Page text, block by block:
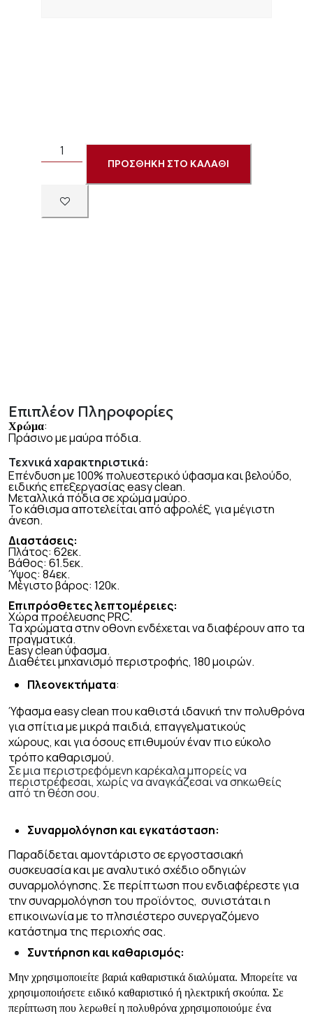
ΠΡΟΣΘΗΚΗ ΣΤΟ ΚΑΛΑΘΙ
Επιπλέον Πληροφορίες
Χρώμα:
Πράσινο με μαύρα πόδια.
Τεχνικά χαρακτηριστικά:
Επένδυση με 100% πολυεστερικό ύφασμα και βελούδο,
ειδικής επεξεργασίαςeasy clean.
Μεταλλικά πόδια σε χρώμα μαύρο.
Το κάθισμα αποτελείται από αφρολέξ, για μέγιστη
άνεση.
Διαστάσεις:
Πλάτος: 62εκ.
Βάθος: 61.5εκ.
Ύψος: 84εκ.
Μέγιστο βάρος: 120κ.
Επιπρόσθετες λεπτομέρειες:
Χώρα προέλευσης PRC.
Τα χρώματα στην οθονη ενδέχεται να διαφέρουν απο τα
πραγματικά.
Easy cleanύφασμα.
Διαθέτει μηχανισμό περιστροφής, 180 μοιρών.
Πλεονεκτήματα:
Ύφασμα easy clean που καθιστά ιδανική την πολυθρόνα
για σπίτια με μικρά παιδιά, επαγγελματικούς
χώρους, και για όσους επιθυμούν έναν πιο εύκολο
τρόπο καθαρισμού.
Σε μια περιστρεφόμενη καρέκαλα μπορείς να
περιστρέφεσαι, χωρίς να αναγκάζεσαι να σηκωθείς
από τη θέση σου.
Συναρμολόγηση και εγκατάσταση:
Παραδίδεται αμοντάριστο σε εργοστασιακή
συσκευασία και με αναλυτικό σχέδιο οδηγιών
συναρμολόγησης. Σε περίπτωση που ενδιαφέρεστε για
την συναρμολόγηση του προϊόντος, συνιστάται η
επικοινωνία με το πλησιέστερο συνεργαζόμενο
κατάστημα της περιοχής σας.
Συντήρηση και καθαρισμός:
Μην χρησιμοποιείτε βαριά καθαριστικά διαλύματα. Μπορείτε να
χρησιμοποιήσετε ειδικό καθαριστικό ή ηλεκτρική σκούπα. Σε
περίπτωση που λερωθεί η πολυθρόνα χρησιμοποιούμε ένα